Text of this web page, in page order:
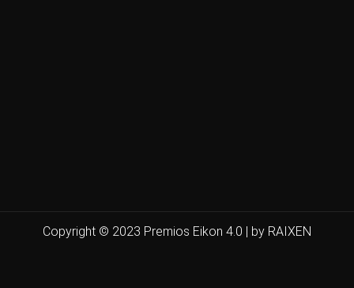
Copyright © 2023 Premios Eikon 4.0 | by RAIXEN